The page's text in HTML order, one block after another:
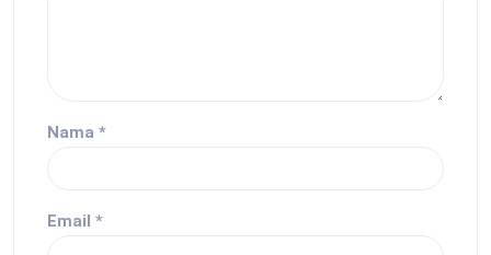
Nama *
Email *